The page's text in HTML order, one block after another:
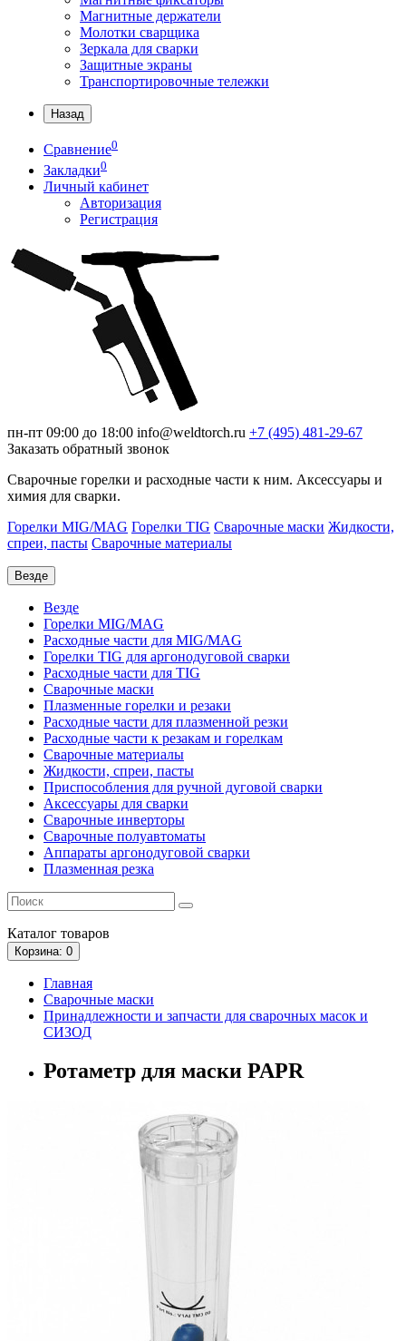
Магнитные держатели
Молотки сварщика
Зеркала для сварки
Защитные экраны
Транспортировочные тележки
Назад
Сравнение0
Закладки0
Личный кабинет
Авторизация
Регистрация
пн-пт 09:00 до 18:00 info@weldtorch.ru +7 (495) 481-29-67
Заказать обратный звонок
Сварочные горелки и расходные части к ним. Аксессуары и
химия для сварки.
Горелки MIG/MAG Горелки TIG Сварочные маски Жидкости,
спреи, пасты Сварочные материалы
Везде
Везде
Горелки MIG/MAG
Расходные части для MIG/MAG
Горелки TIG для аргонодуговой сварки
Расходные части для TIG
Сварочные маски
Плазменные горелки и резаки
Расходные части для плазменной резки
Расходные части к резакам и горелкам
Сварочные материалы
Жидкости, спреи, пасты
Приспособления для ручной дуговой сварки
Аксессуары для сварки
Сварочные инверторы
Сварочные полуавтоматы
Аппараты аргонодуговой сварки
Плазменная резка
Каталог товаров
Корзина: 0
Главная
Сварочные маски
Принадлежности и запчасти для сварочных масок и
СИЗОД
Ротаметр для маски PAPR